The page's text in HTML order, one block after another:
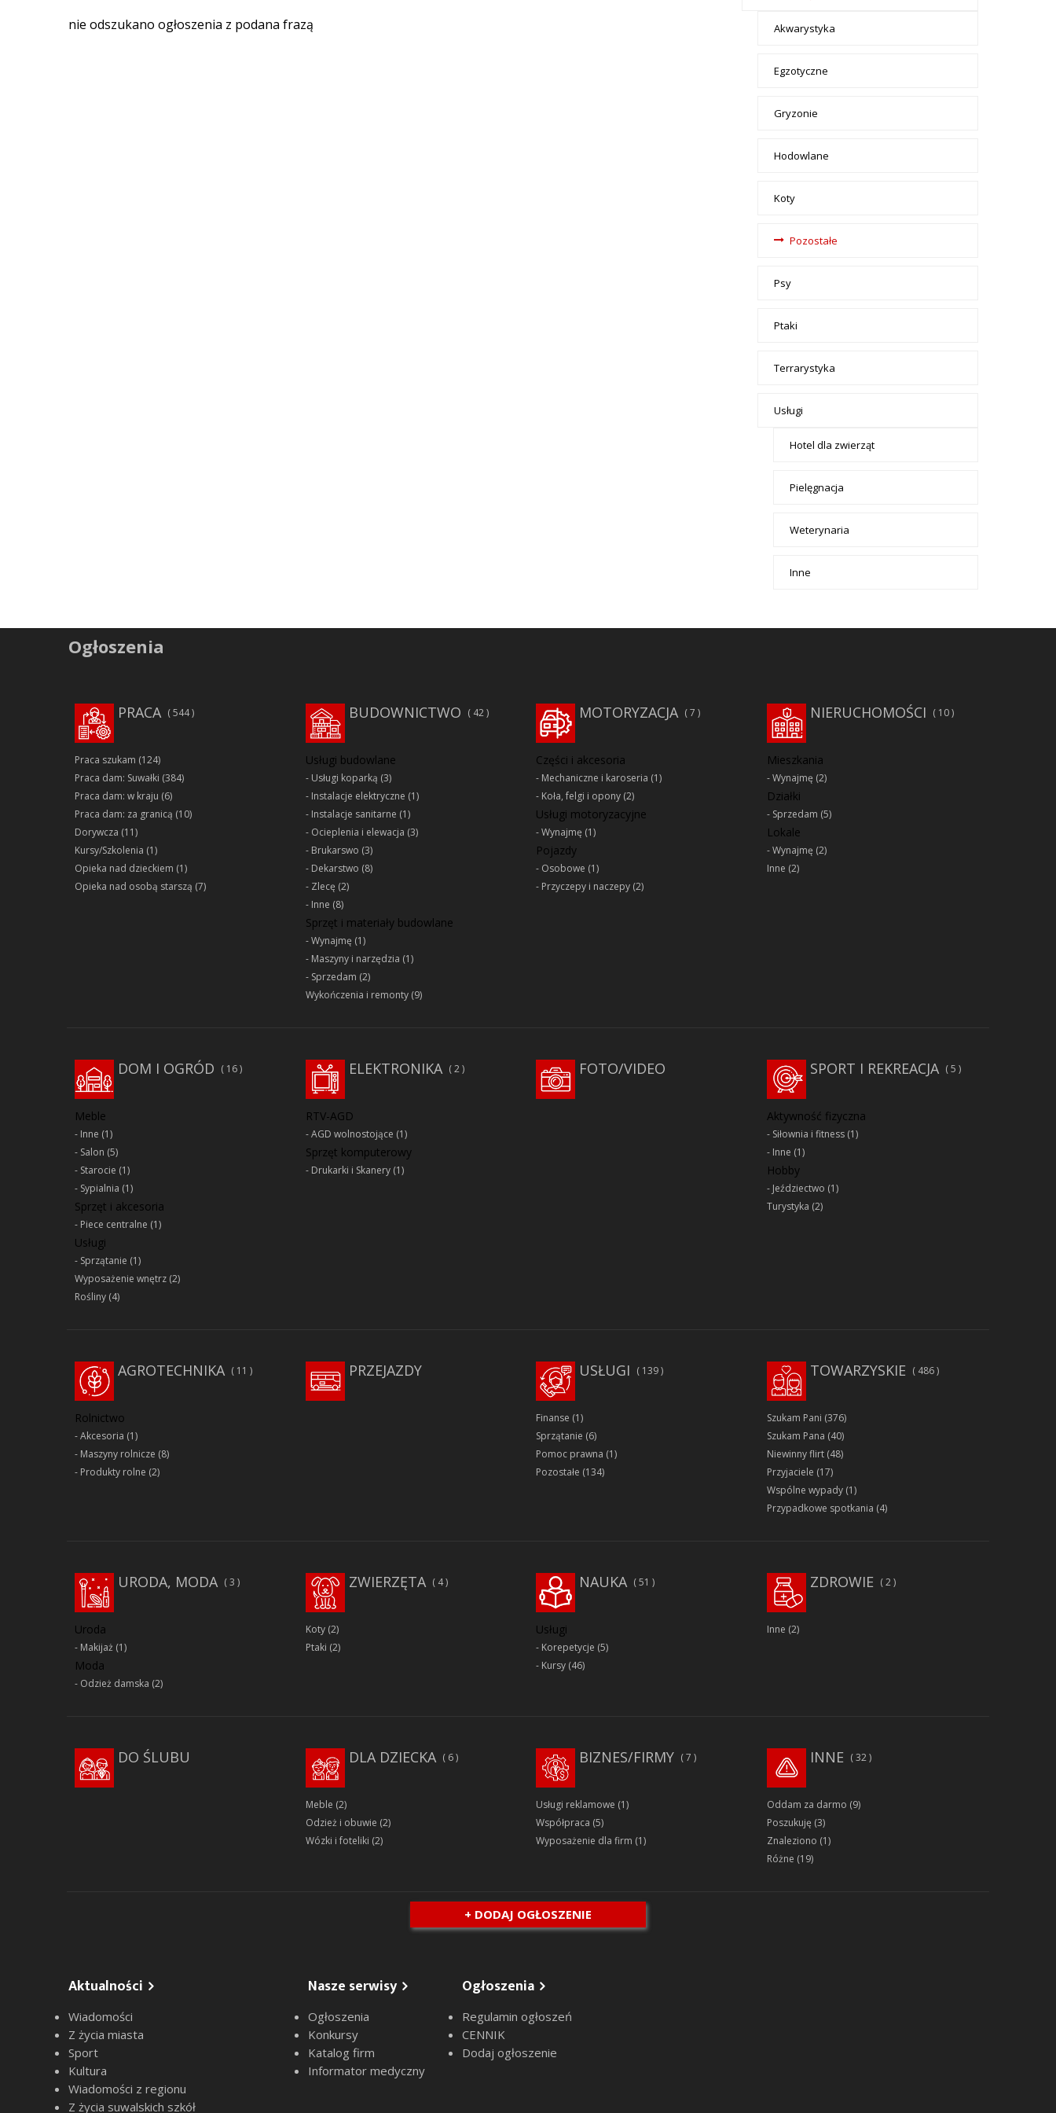
nie odszukano ogłoszenia z podana frazą
Zwierzeta
Akwarystyka
Egzotyczne
Gryzonie
Hodowlane
Koty
Pozostałe
Psy
Ptaki
Terrarystyka
Usługi
Hotel dla zwierząt
Pielęgnacja
Weterynaria
Inne
Ogłoszenia
PRACA 544
Praca szukam (124)
Praca dam: Suwałki (384)
Praca dam: w kraju (6)
Praca dam: za granicą (10)
Dorywcza (11)
Kursy/Szkolenia (1)
Opieka nad dzieckiem (1)
Opieka nad osobą starszą (7)
BUDOWNICTWO 42
Usługi budowlane
Usługi koparką (3)
Instalacje elektryczne (1)
Instalacje sanitarne (1)
Ocieplenia i elewacja (3)
Brukarswo (3)
Dekarstwo (8)
Zlecę (2)
Inne (8)
Sprzęt i materiały budowlane
Wynajmę (1)
Maszyny i narzędzia (1)
Sprzedam (2)
Wykończenia i remonty(9)
MOTORYZACJA 7
Części i akcesoria
Mechaniczne i karoseria (1)
Koła, felgi i opony (2)
Usługi motoryzacyjne
Wynajmę (1)
Pojazdy
Osobowe (1)
Przyczepy i naczepy (2)
NIERUCHOMOŚCI 10
Mieszkania
Wynajmę (2)
Działki
Sprzedam (5)
Lokale
Wynajmę (2)
Inne (2)
DOM I OGRÓD 16
Meble
Inne (1)
Salon (5)
Starocie (1)
Sypialnia (1)
Sprzęt i akcesoria
Piece centralne (1)
Usługi
Sprzątanie (1)
Wyposażenie wnętrz (2)
Rośliny (4)
2
ELEKTRONIKA
RTV-AGD
AGD wolnostojące (1)
Sprzęt komputerowy
Drukarki i Skanery(1)
FOTO/VIDEO SPORT I REKREACJA 5
Aktywność fizyczna
Siłownia i fitness(1)
Inne (1)
Hobby
Jeździectwo (1)
Turystyka (2)
AGROTECHNIKA 11
Rolnictwo
Akcesoria (1)
Maszyny rolnicze (8)
Produkty rolne (2)
PRZEJAZDY 139
USŁUGI
Finanse (1)
Sprzątanie (6)
Pomoc prawna (1)
Pozostałe (134)
TOWARZYSKIE 486
Szukam Pani (376)
Szukam Pana (40)
Niewinny flirt(48)
Przyjaciele (17)
Wspólne wypady(1)
Przypadkowe spotkania (4)
URODA, MODA 3
Uroda
Makijaż (1)
Moda
Odzież damska (2)
ZWIERZĘTA 4
Koty(2)
Ptaki (2)
51
NAUKA
Usługi
Korepetycje (5)
Kursy (46)
ZDROWIE 2
Inne (2)
DO ŚLUBU 6
DLA DZIECKA
Meble (2)
Odzież i obuwie (2)
Wózki i foteliki (2)
7
BIZNES/FIRMY
Usługi reklamowe (1)
Współpraca (5)
Wyposażenie dla firm (1)
32
INNE
Oddam za darmo (9)
Poszukuję (3)
Znaleziono (1)
Różne (19)
+ DODAJ OGŁOSZENIE
Aktualności
Wiadomości
Z życia miasta
Sport
Kultura
Wiadomości z regionu
Z życia suwalskich szkół
Nasze serwisy
Ogłoszenia
Konkursy
Katalog firm
Informator medyczny
Ogłoszenia
Regulamin ogłoszeń
CENNIK
Dodaj ogłoszenie